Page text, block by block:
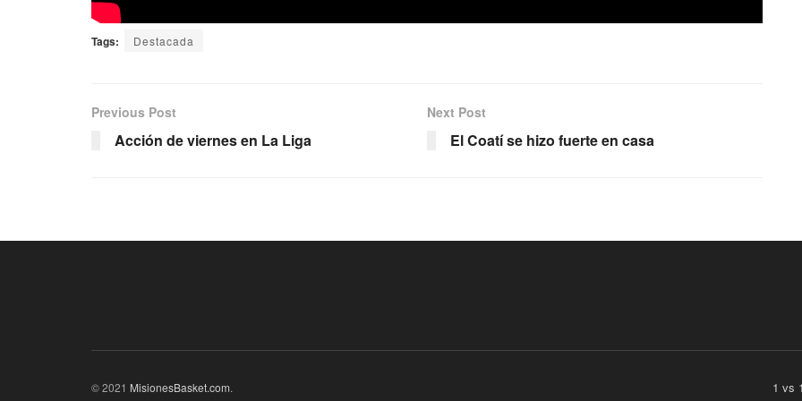
Tags: Destacada
Previous Post
Acción de viernes en La Liga
Next Post
El Coatí se hizo fuerte en casa
1 vs
© 2021 MisionesBasket.com.